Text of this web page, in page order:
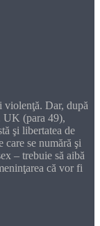
violenţă. Dar, după
UK (para 49),
şi libertatea de
care se numără şi
– trebuie să aibă
că vor fi